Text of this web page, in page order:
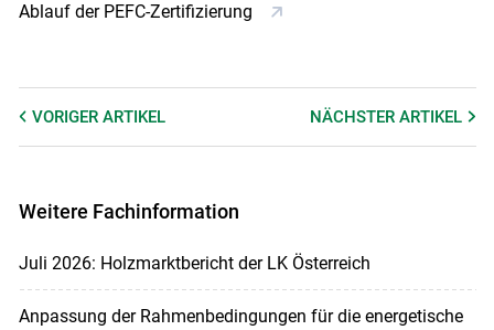
Ablauf der PEFC-Zertifizierung
VORIGER ARTIKEL NÄCHSTERARTIKEL
Weitere Fachinformation
Juli 2026: Holzmarktbericht der LK Österreich
Anpassung der Rahmenbedingungen für die energetische